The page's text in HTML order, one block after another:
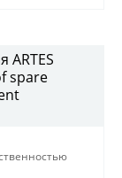
ARTES
spare